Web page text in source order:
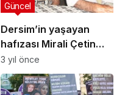
Dersim’in yaşayan
hafızası Mirali Çetin
Hakka yürüdü
Güncel
3 yıl önce